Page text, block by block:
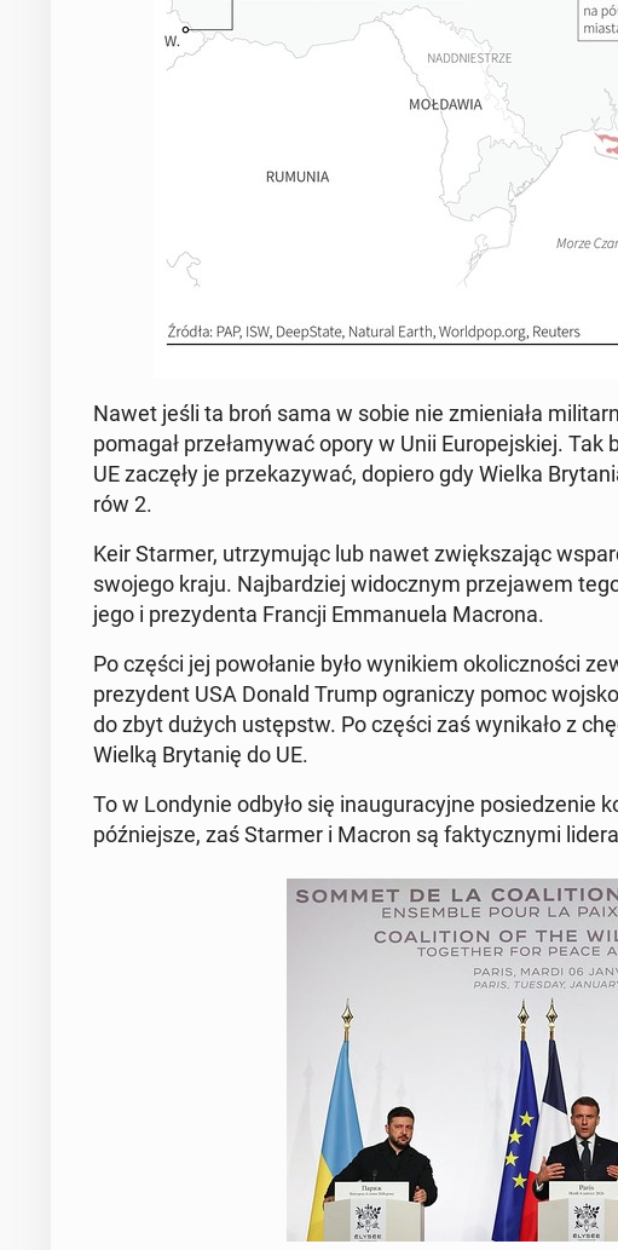
Nawet jeśli ta broń sama w sobie nie zmie­nia­ła
pomagał prze­ła­my­wać opory w Unii Eu­ro­pej­skiej. Tak
UE zaczęły je prze­ka­zy­wać, dopiero gdy Wielka
rów 2.
Keir Starmer, utrzy­mu­jąc lub nawet zwięk­sza­jąc
swojego kraju. Naj­bar­dziej wi­docz­nym prze­ja­wem
jego i pre­zy­den­ta Francji Em­ma­nu­ela Macrona.
Po części jej po­wo­ła­nie było wy­ni­kiem oko­licz­no­ści
pre­zy­dent USA Donald Trump ogra­ni­czy pomoc
do zbyt dużych ustępstw. Po części zaś wy­ni­ka­ło z
Wielką Bry­ta­nię do UE.
To w Lon­dy­nie odbyło się in­au­gu­ra­cyj­ne po­sie­dze­nie
póź­niej­sze, zaś Starmer i Macron są fak­tycz­ny­mi